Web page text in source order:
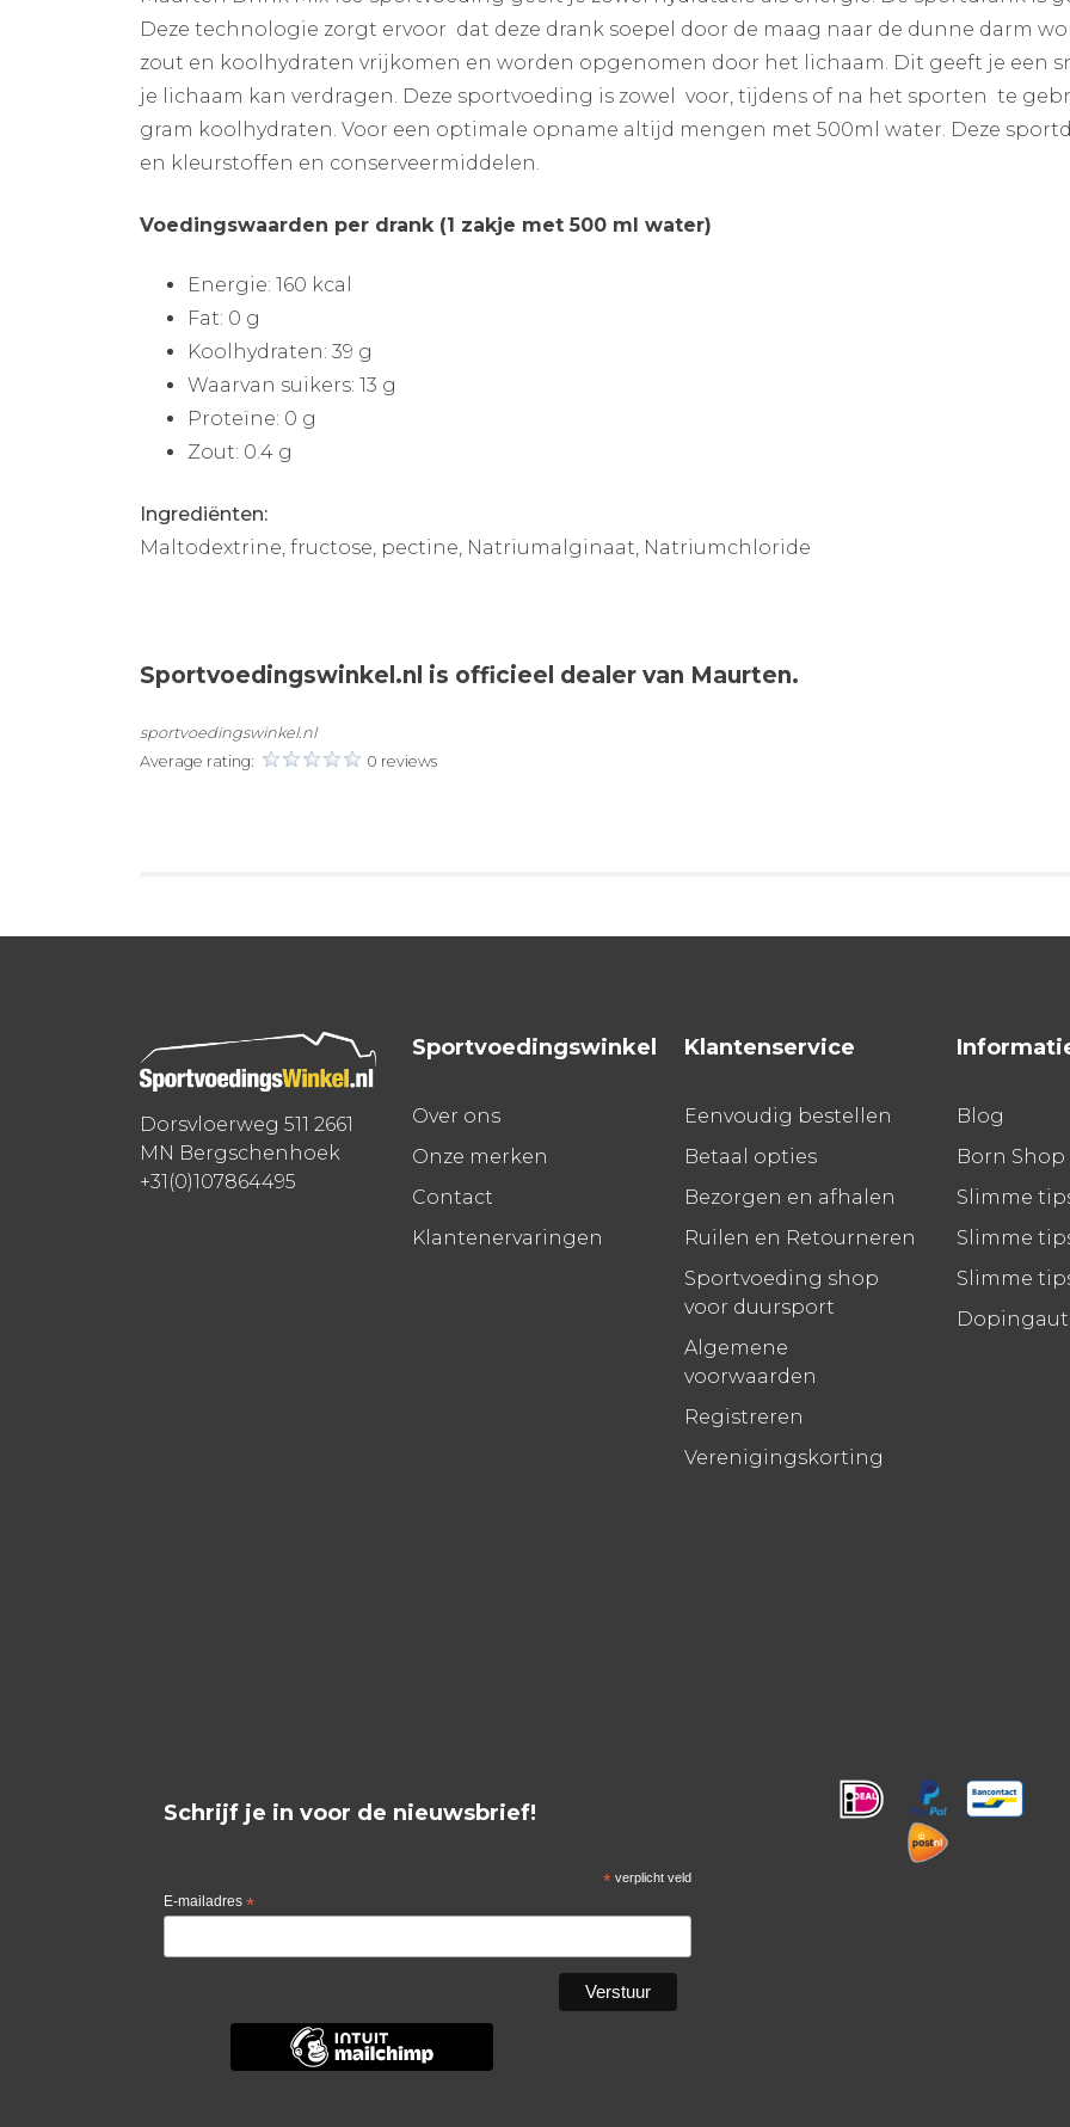
Deze technologie zorgt ervoor dat deze drank soepel door de maag naar de dunne darm
zout en koolhydraten vrijkomen en worden opgenomen door het lichaam. Dit geeft je een
je lichaam kan verdragen. Deze sportvoeding is zowel voor, tijdens of na het sporten te
gram koolhydraten. Voor een optimale opname altijd mengen met 500ml water. Deze
en kleurstoffen en conserveermiddelen.
Voedingswaarden per drank (1 zakje met 500 ml water)
Energie: 160 kcal
Fat: 0 g
Koolhydraten: 39 g
Waarvan suikers: 13 g
Proteïne: 0 g
Zout: 0.4 g
Ingrediënten:
Maltodextrine, fructose, pectine, Natriumalginaat, Natriumchloride
Sportvoedingswinkel.nl is officieel dealer van Maurten.
sportvoedingswinkel.nl
Average rating:
0 reviews
Dorsvloerweg 511 2661
MN Bergschenhoek
+31(0)107864495
Sportvoedingswinkel
Over ons
Onze merken
Contact
Klantenervaringen
Klantenservice
Eenvoudig bestellen
Betaal opties
Bezorgen en afhalen
Ruilen en Retourneren
Sportvoeding shop
voor duursport
Algemene
voorwaarden
Registreren
Verenigingskorting
Blog
Born Shop
Slimme
Slimme
Slimme
Schrijf je in voor de nieuwsbrief!
*verplicht veld
E-mailadres *